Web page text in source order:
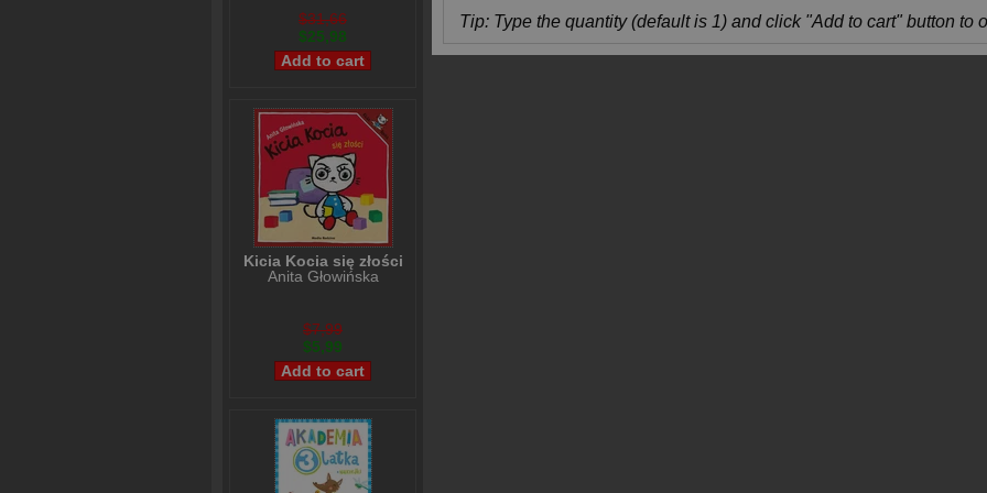
$31,66
$25,98
Kicia Kocia się złości
Anita Głowińska
$7,99
$5,99
Tip: Type the quantity (default is 1) and click "Add to cart" button to